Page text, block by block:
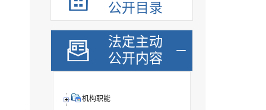
公开目录
法定主动
公开内容
机构职能